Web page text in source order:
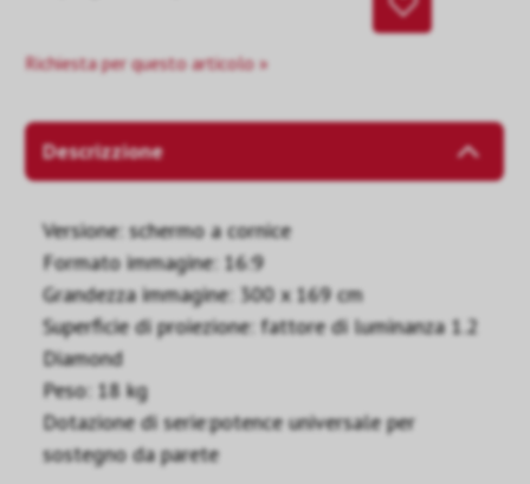
Richiesta per questo articolo »
Descrizzione
Versione: schermo a cornice
Formato immagine: 16:9
Grandezza immagine: 300 x 169 cm
Superficie di proiezione: fattore di luminanza 1.2
Diamond
Peso: 18 kg
Dotazione di serie:potence universale per
sostegno da parete